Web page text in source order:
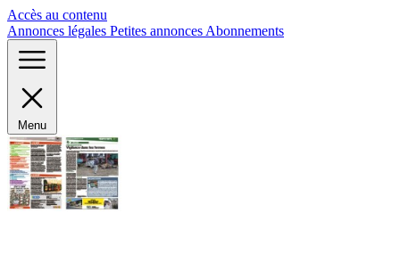
Accès au contenu
Annonces légales Petites annonces Abonnements
Menu
Panneau de gestion des cookies